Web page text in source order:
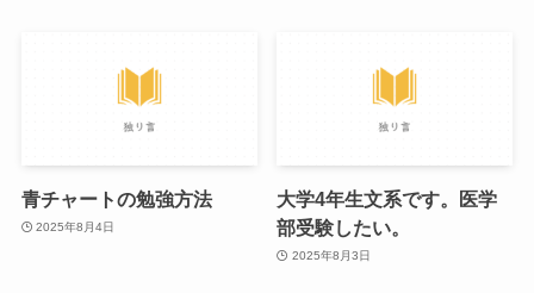
青チャートの勉強方法
2025年8月4日
大学4年生文系です。医学
部受験したい。
2025年8月3日